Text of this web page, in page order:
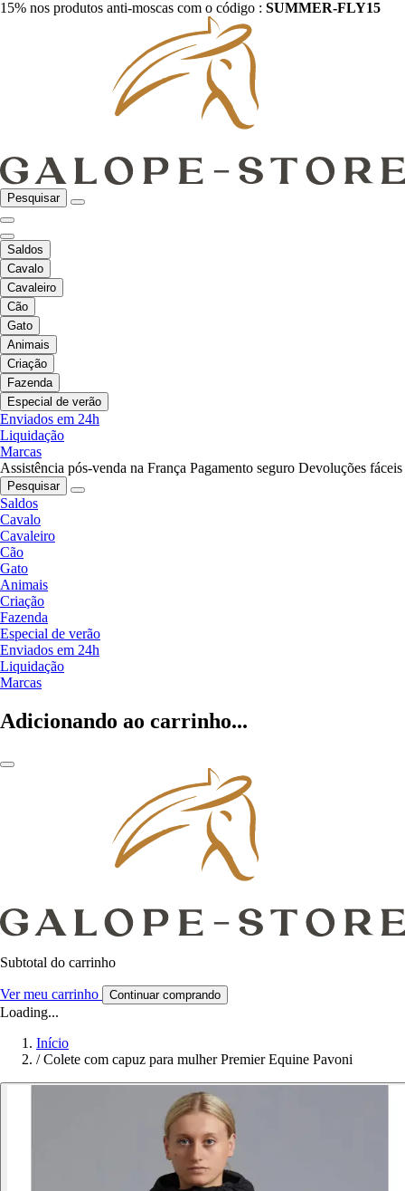
15% nos produtos anti-moscas com o código : SUMMER-FLY15
Pesquisar
Saldos
Cavalo
Cavaleiro
Cão
Gato
Animais
Criação
Fazenda
Especial de verão
Enviados em 24h
Liquidação
Marcas
Assistência pós-venda na França Pagamento seguro Devoluções fáceis
Pesquisar
Saldos
Cavalo
Cavaleiro
Cão
Gato
Animais
Criação
Fazenda
Especial de verão
Enviados em 24h
Liquidação
Marcas
Adicionando ao carrinho...
Subtotal do carrinho
Ver meu carrinho Continuar comprando
Loading...
Início
/ Colete com capuz para mulher Premier Equine Pavoni